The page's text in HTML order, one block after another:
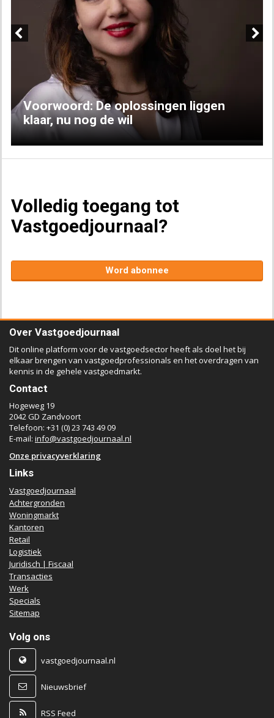
Voorwoord: De oplossingen liggen
klaar, nu nog de wil
Volledig toegang tot
Vastgoedjournaal?
Word abonnee
Over Vastgoedjournaal
Dit online platform voor de vastgoedsector heeft als doel het bij
elkaar brengen van vastgoedprofessionals en het overdragen van
kennis in de gehele vastgoedmarkt.
Contact
Hogeweg 19
2042 GD Zandvoort
Telefoon: +31 (0) 23 743 49 09
E-mail: info@vastgoedjournaal.nl
Onze privacyverklaring
Links
Vastgoedjournaal
Achtergronden
Woningmarkt
Kantoren
Retail
Logistiek
Juridisch | Fiscaal
Transacties
Werk
Specials
Sitemap
Volg ons
vastgoedjournaal.nl
Nieuwsbrief
RSS Feed